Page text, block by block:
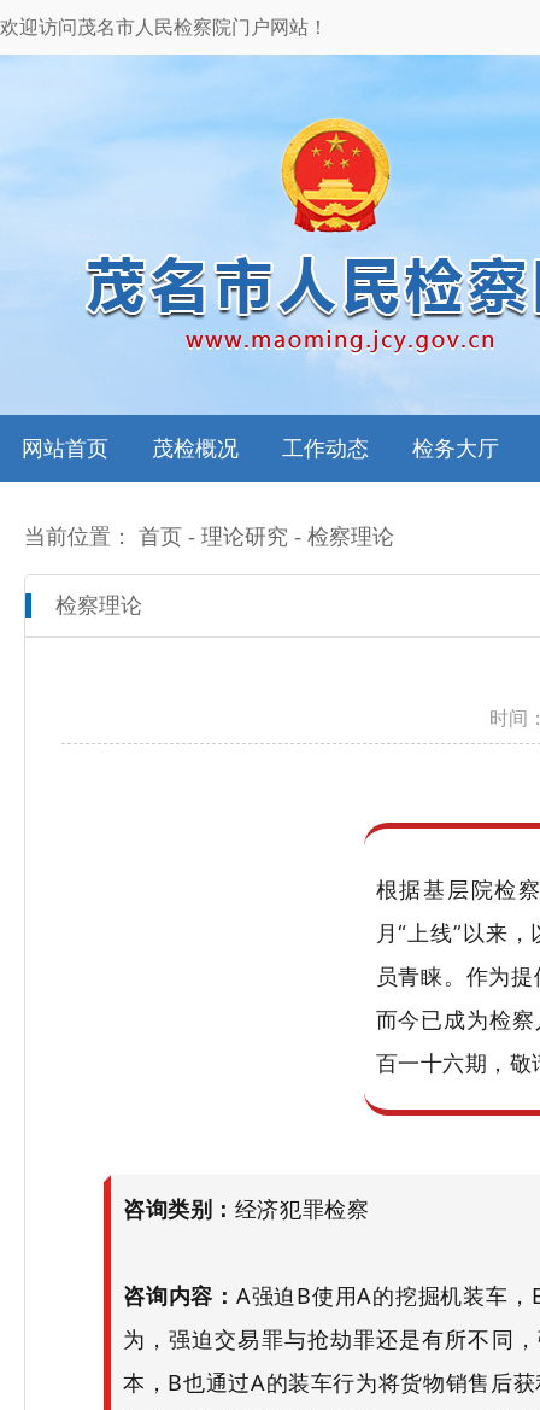
欢迎访问茂名市人民检察院门户网站！
网站首页 茂检概况
本院领导
工作动态
图片新闻
检务大厅
当前位置： 首页 - 理论研究 - 检察理论
检察理论
时间
根据基层院检
月“上线”以来
员青睐。作为
而今已成为检
百一十六期，敬
咨询类别： 经济犯罪检察
咨询内容： A强迫B使用A的挖掘机装车
为，强迫交易罪与抢劫罪还是有所不同
本，B也通过A的装车行为将货物销售后